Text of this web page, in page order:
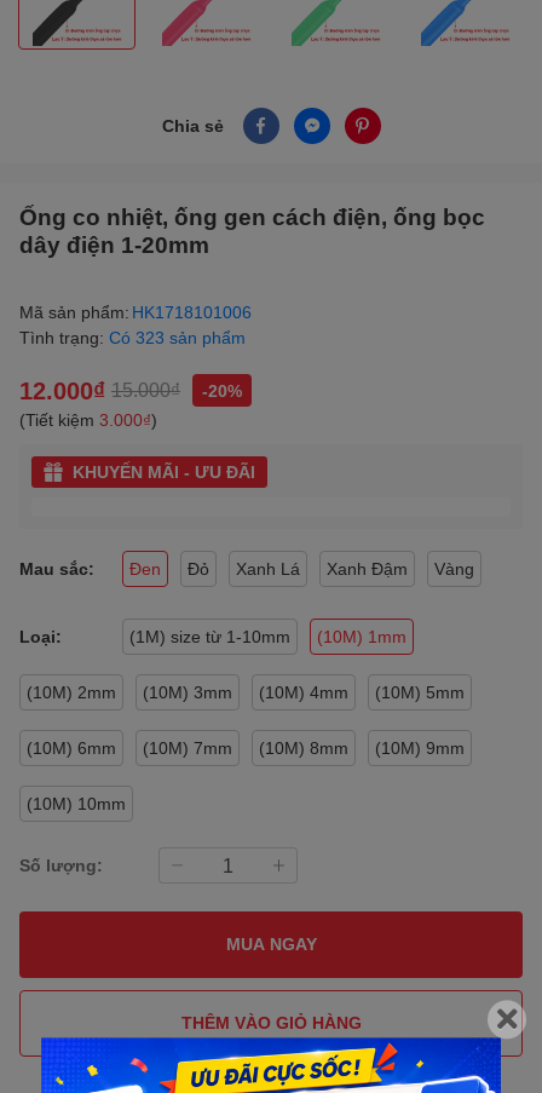
Chia sẻ
Ống co nhiệt, ống gen cách điện, ống bọc
dây điện 1-20mm
Mã sản phẩm: HK1718101006
Tình trạng: Có 323 sản phẩm
12.000₫ 15.000₫
-20%
(Tiết kiệm 3.000₫)
KHUYẾN MÃI - ƯU ĐÃI
Mau sắc: Đen Đỏ Xanh Lá Xanh Đậm Vàng
Loại: (1M) size từ 1-10mm (10M) 1mm
(10M) 2mm (10M) 3mm (10M) 4mm (10M) 5mm
(10M) 6mm (10M) 7mm (10M) 8mm (10M) 9mm
(10M) 10mm
Số lượng:
MUA NGAY
THÊM VÀO GIỎ HÀNG
Gọi đặt mua0907088123(7:30 - 17:00)